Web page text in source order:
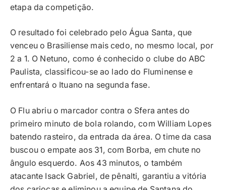
etapa da competição.
O resultado foi celebrado pelo Água Santa, que
venceu o Brasiliense mais cedo, no mesmo local, por
2 a 1. O Netuno, como é conhecido o clube do ABC
Paulista, classificou-se ao lado do Fluminense e
enfrentará o Ituano na segunda fase.
O Flu abriu o marcador contra o Sfera antes do
primeiro minuto de bola rolando, com William Lopes
batendo rasteiro, da entrada da área. O time da casa
buscou o empate aos 31, com Borba, em chute no
ângulo esquerdo. Aos 43 minutos, o também
atacante Isack Gabriel, de pênalti, garantiu a vitória